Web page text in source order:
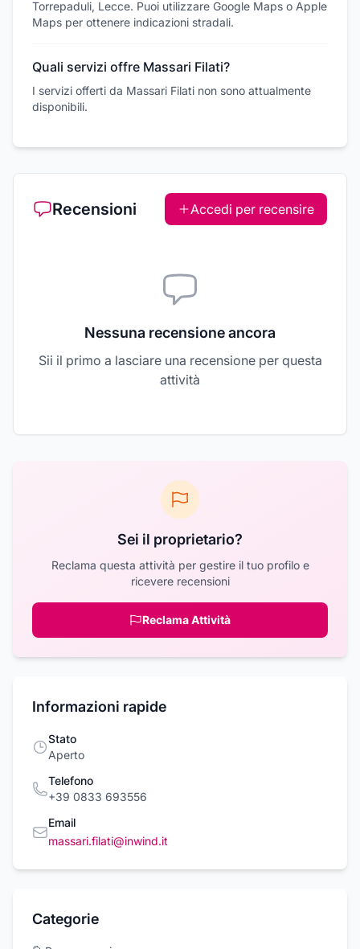
Torrepaduli, Lecce. Puoi utilizzare Google Maps o Apple
Maps per ottenere indicazioni stradali.
Quali servizi offre Massari Filati?
I servizi offerti da Massari Filati non sono attualmente
disponibili.
Recensioni Accedi per recensire
Nessuna recensione ancora
Sii il primo a lasciare una recensione per questa
attività
Sei il proprietario?
Reclama questa attività per gestire il tuo profilo e
ricevere recensioni
Reclama Attività
Informazioni rapide
Stato
Aperto
Telefono
+39 0833 693556
Email
massari.filati@inwind.it
Categorie